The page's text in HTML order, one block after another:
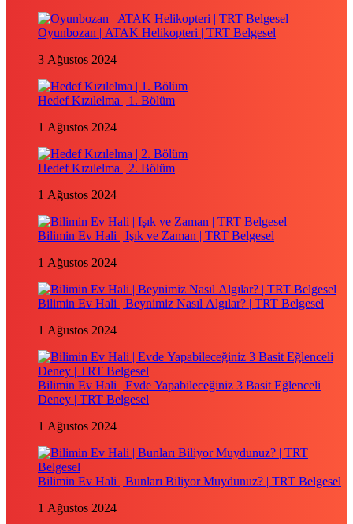
Oyunbozan | ATAK Helikopteri | TRT Belgesel
3 Ağustos 2024
Hedef Kızılelma | 1. Bölüm
1 Ağustos 2024
Hedef Kızılelma | 2. Bölüm
1 Ağustos 2024
Bilimin Ev Hali | Işık ve Zaman | TRT Belgesel
1 Ağustos 2024
Bilimin Ev Hali | Beynimiz Nasıl Algılar? | TRT Belgesel
1 Ağustos 2024
Bilimin Ev Hali | Evde Yapabileceğiniz 3 Basit Eğlenceli
Deney | TRT Belgesel
1 Ağustos 2024
Bilimin Ev Hali | Bunları Biliyor Muydunuz? | TRT Belgesel
1 Ağustos 2024